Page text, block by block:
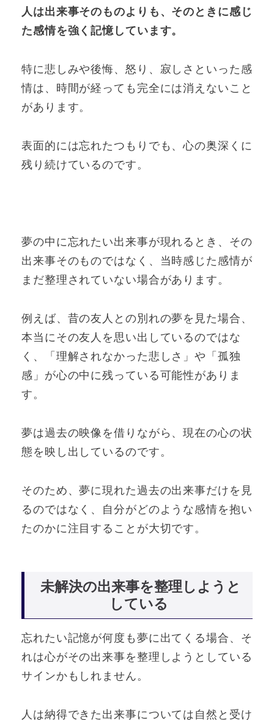
人は出来事そのものよりも、そのときに感じ
た感情を強く記憶しています。
特に悲しみや後悔、怒り、寂しさといった感
情は、時間が経っても完全には消えないこと
があります。
表面的には忘れたつもりでも、心の奥深くに
残り続けているのです。
夢の中に忘れたい出来事が現れるとき、その
出来事そのものではなく、当時感じた感情が
まだ整理されていない場合があります。
例えば、昔の友人との別れの夢を見た場合、
本当にその友人を思い出しているのではな
く、「理解されなかった悲しさ」や「孤独
感」が心の中に残っている可能性がありま
す。
夢は過去の映像を借りながら、現在の心の状
態を映し出しているのです。
そのため、夢に現れた過去の出来事だけを見
るのではなく、自分がどのような感情を抱い
たのかに注目することが大切です。
未解決の出来事を整理しようと
している
忘れたい記憶が何度も夢に出てくる場合、そ
れは心がその出来事を整理しようとしている
サインかもしれません。
人は納得できた出来事については自然と受け